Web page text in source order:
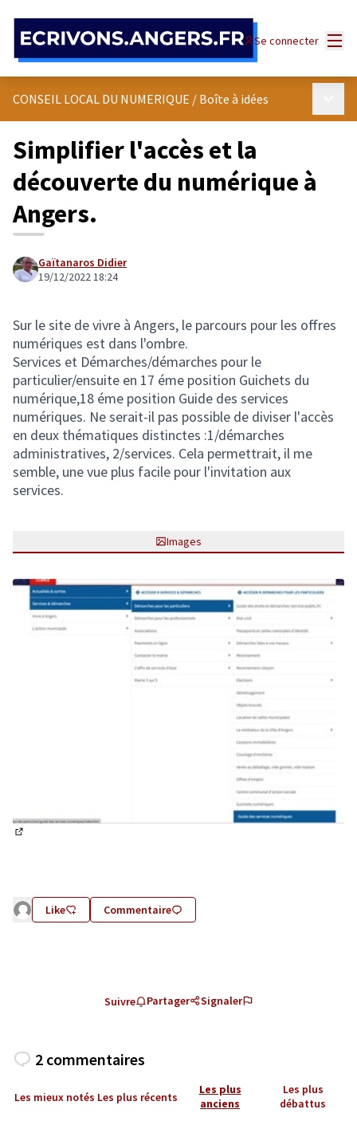
Se connecter
CONSEIL LOCAL DU NUMERIQUE / Boîte à idées
Simplifier l'accès et la
découverte du numérique à
Angers.
Gaïtanaros Didier
19/12/2022 18:24
Sur le site de vivre à Angers, le parcours pour les offres
numériques est dans l'ombre.
Services et Démarches/démarches pour le
particulier/ensuite en 17 éme position Guichets du
numérique,18 éme position Guide des services
numériques. Ne serait-il pas possible de diviser l'accès
en deux thématiques distinctes :1/démarches
administratives, 2/services. Cela permettrait, il me
semble, une vue plus facile pour l'invitation aux
services.
Images
Like Commentaire
Suivre Partager Signaler
2 commentaires
Les mieux notés Les plus récents
Les plus
anciens
Les plus
débattus